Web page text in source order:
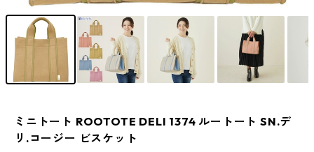
ミニトート ROOTOTE DELI 1374 ルートート SN.デ
リ.コージー ビスケット